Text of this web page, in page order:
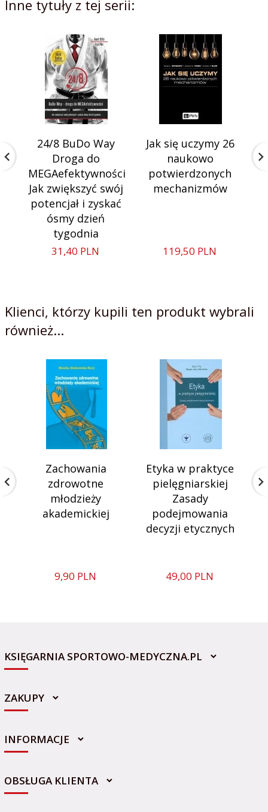
Inne tytuły z tej serii:
24/8 BuDo Way
Droga do
MEGAefektywności
Jak zwiększyć swój
potencjał i zyskać
ósmy dzień
tygodnia
31,40 PLN
Jak się uczymy 26
naukowo
potwierdzonych
mechanizmów
119,50 PLN
Klienci, którzy kupili ten produkt wybrali
również...
Zachowania
zdrowotne
młodzieży
akademickiej
9,90 PLN
Etyka w praktyce
pielęgniarskiej
Zasady
podejmowania
decyzji etycznych
49,00 PLN
KSIĘGARNIA SPORTOWO-MEDYCZNA.PL
sklep@sportowo-medyczna.pl
ZAKUPY
INFORMACJE
OBSŁUGA KLIENTA